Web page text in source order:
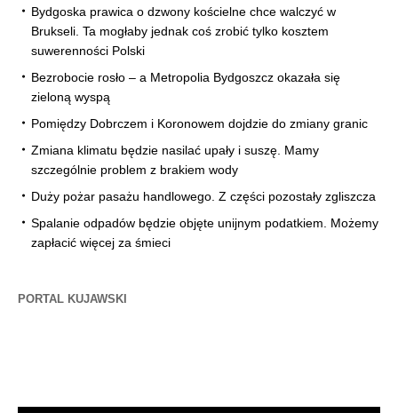
Bydgoska prawica o dzwony kościelne chce walczyć w
Brukseli. Ta mogłaby jednak coś zrobić tylko kosztem
suwerenności Polski
Bezrobocie rosło – a Metropolia Bydgoszcz okazała się
zieloną wyspą
Pomiędzy Dobrczem i Koronowem dojdzie do zmiany granic
Zmiana klimatu będzie nasilać upały i suszę. Mamy
szczególnie problem z brakiem wody
Duży pożar pasażu handlowego. Z części pozostały zgliszcza
Spalanie odpadów będzie objęte unijnym podatkiem. Możemy
zapłacić więcej za śmieci
PORTAL KUJAWSKI